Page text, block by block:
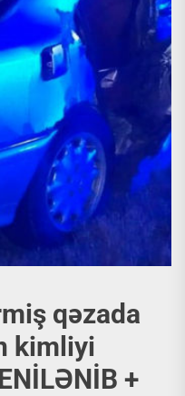
qəzada
kimliyi
+